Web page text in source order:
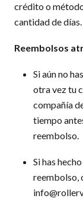
crédito o
cantidad de días.
Reembolsos
Si aún no
otra vez tu
compañía
tiempo
reembolso.
Si has
reembolso,